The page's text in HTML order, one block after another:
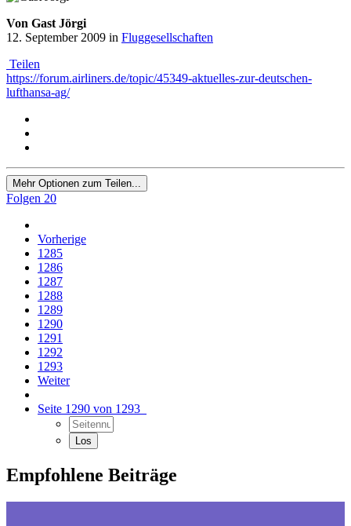
Von Gast Jörgi
12. September 2009 in Fluggesellschaften
Teilen
https://forum.airliners.de/topic/45349-aktuelles-zur-deutschen-
lufthansa-ag/
Mehr Optionen zum Teilen...
Folgen 20
Vorherige
1285
1286
1287
1288
1289
1290
1291
1292
1293
Weiter
Seite 1290 von 1293
Empfohlene Beiträge